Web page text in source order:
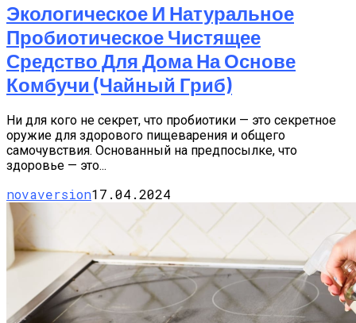
Экологическое И Натуральное
Пробиотическое Чистящее
Средство Для Дома На Основе
Комбучи (чайный Гриб)
Ни для кого не секрет, что пробиотики — это секретное
оружие для здорового пищеварения и общего
самочувствия. Основанный на предпосылке, что
здоровье — это...
novaversion17.04.2024